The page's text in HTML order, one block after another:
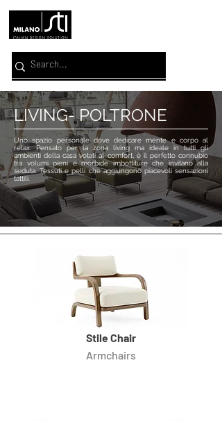
LIVING- POLTRONE
Uno spazio personale dove dedicare mente e corpo al
relax. Pensato per la zona living ma ideale in tutti gli
ambienti della casa votati al comfort, è il perfetto connubio
tra volumi pieni e morbide imbottiture che invitano alla
seduta. Tessuti e pelli che aggiungono piacevoli sensazioni
tattili.
Stile Chair
Armchairs